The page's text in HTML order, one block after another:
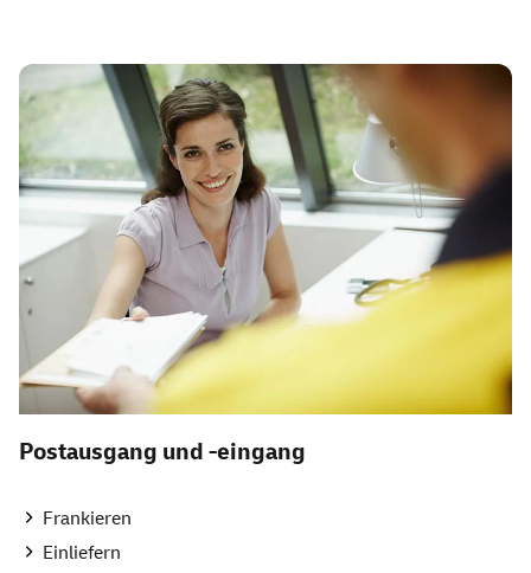
Postausgang und -eingang
Frankieren
Einliefern